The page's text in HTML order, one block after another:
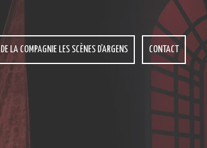
LA COMPAGNIE LES SCÈNES D’ARGENS CONTACT